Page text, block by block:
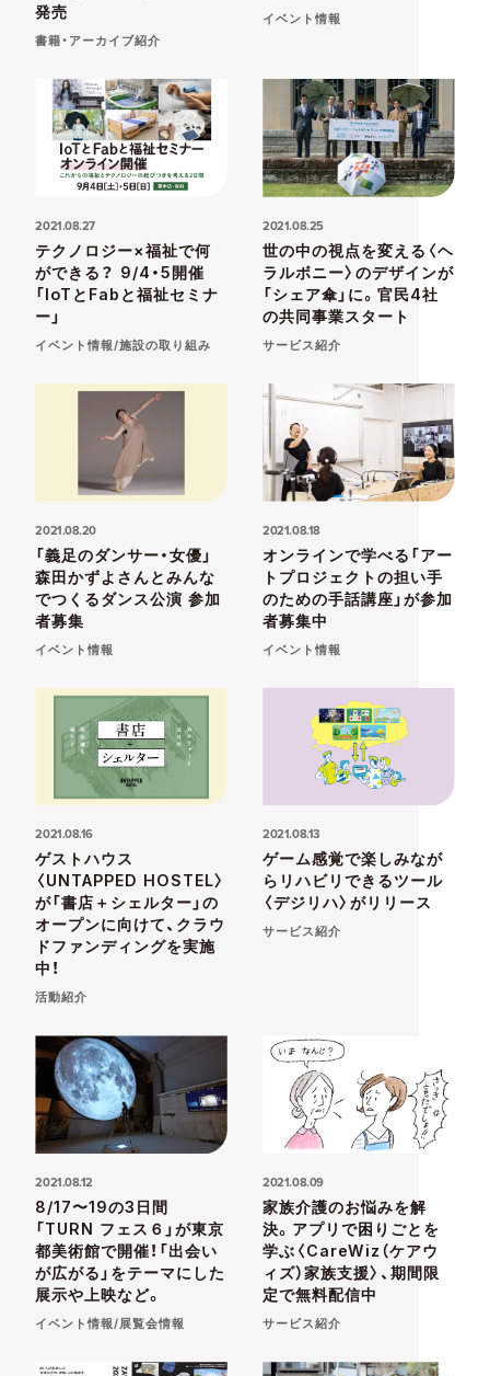
発売
書籍・アーカイブ紹介
イベント情報
2021.08.27
テクノロジー×福祉で何
ができる？ 9/4・5開催
「IoTとFabと福祉セミナ
ー」
イベント情報/施設の取り組み
2021.08.25
世の中の視点を変える〈ヘ
ラルボニー〉のデザインが
「シェア傘」に。官民4社
の共同事業スタート
サービス紹介
2021.08.20
「義足のダンサー・女優」
森田かずよさんとみんな
でつくるダンス公演 参加
者募集
イベント情報
2021.08.18
オンラインで学べる「アー
トプロジェクトの担い手
のための手話講座」が参加
者募集中
イベント情報
2021.08.16
ゲストハウス
〈UNTAPPED HOSTEL〉
が「書店＋シェルター」の
オープンに向けて、クラウ
ドファンディングを実施
中！
活動紹介
2021.08.13
ゲーム感覚で楽しみなが
らリハビリできるツール
〈デジリハ〉がリリース
サービス紹介
2021.08.12
8/17〜19の3日間
「TURN フェス６」が東京
都美術館で開催！「出会い
が広がる」をテーマにした
展示や上映など。
イベント情報/展覧会情報
2021.08.09
家族介護のお悩みを解
決。アプリで困りごとを
学ぶ〈CareWiz（ケアウ
ィズ）家族支援〉、期間限
定で無料配信中
サービス紹介